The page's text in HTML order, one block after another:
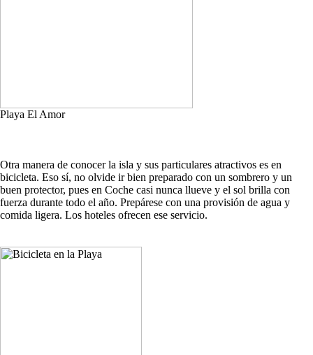
Playa El Amor
Otra manera de conocer la isla y sus particulares atractivos es en
bicicleta. Eso sí, no olvide ir bien preparado con un sombrero y un
buen protector, pues en Coche casi nunca llueve y el sol brilla con
fuerza durante todo el año. Prepárese con una provisión de agua y
comida ligera. Los hoteles ofrecen ese servicio.